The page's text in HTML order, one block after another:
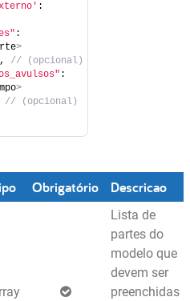
:
>
,
// (opcional)
:
>
// (opcional)
Obrigatório Descricao
Lista de
partes do
modelo que
devem ser
preenchidas